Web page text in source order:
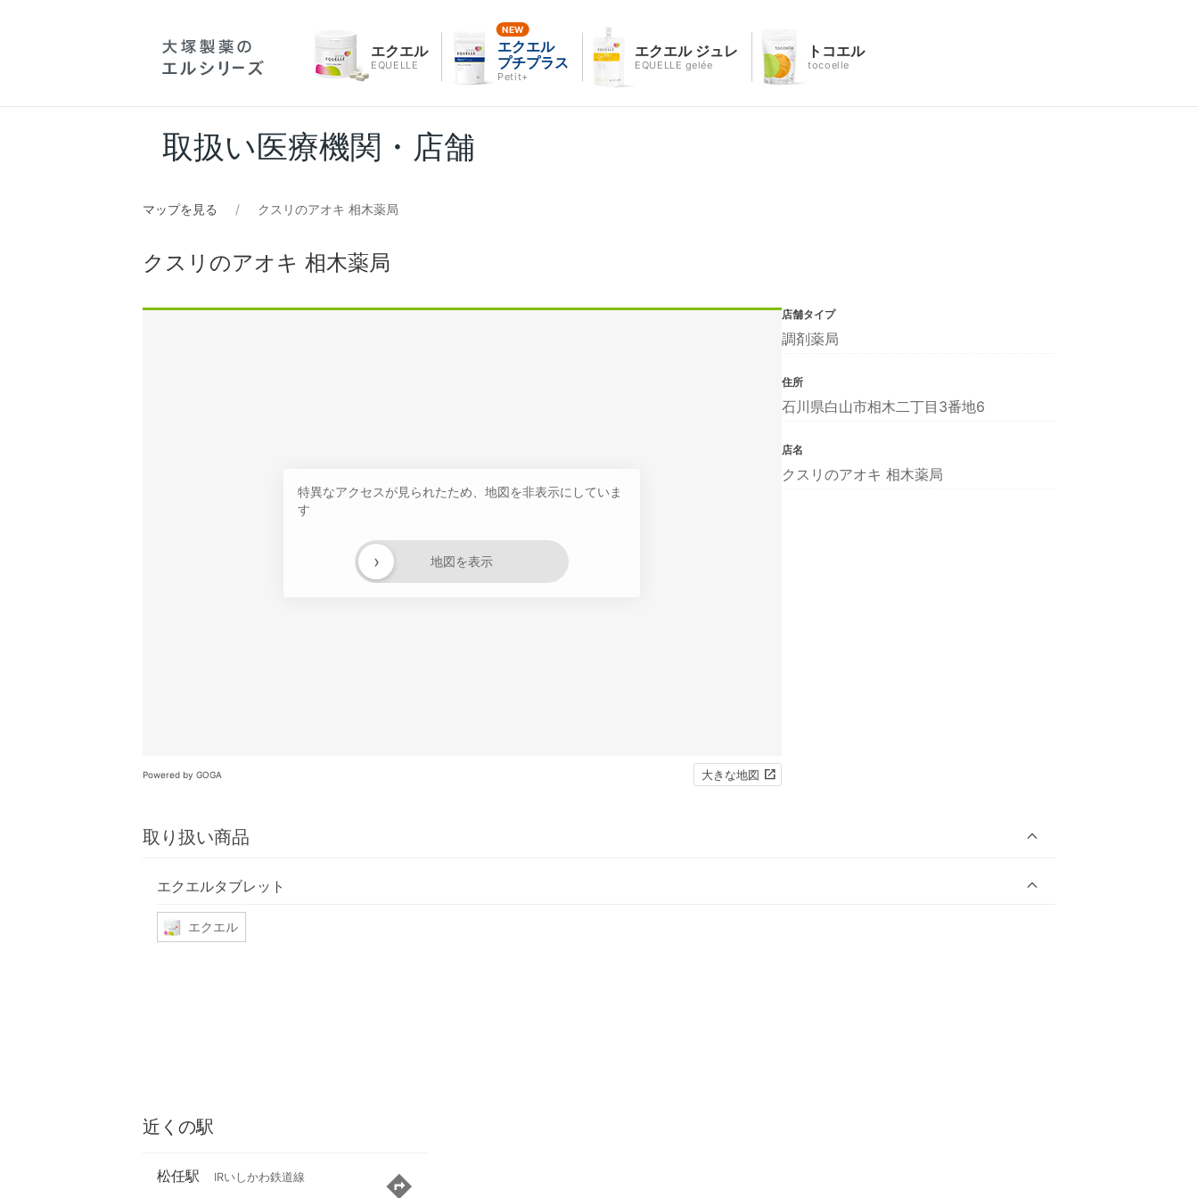
エクエル
EQUELLE
エクエル
プチプラス
Petit+
エクエル ジュレ
EQUELLE gelée
トコエル
tocoelle
取扱い医療機関・店舗
マップを見る クスリのアオキ 相木薬局
クスリのアオキ 相木薬局
特異なアクセスが見られたため、地図を非表示にしていま
す
地図を表示
›
Powered by GOGA 大きな地図
取り扱い商品
エクエルタブレット
エクエル
店舗タイプ
調剤薬局
住所
石川県白山市相木二丁目3番地6
店名
クスリのアオキ 相木薬局
近くの駅
松任駅 IRいしかわ鉄道線